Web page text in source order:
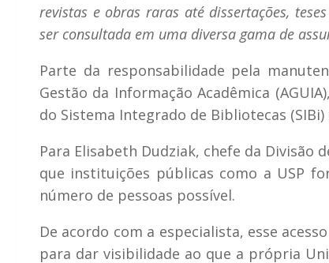
revistas e obras raras até dissertações,
ser consultada em uma diversa gama de
Parte da responsabilidade pela
Gestão da Informação Acadêmica
do Sistema Integrado de Bibliotecas
Para Elisabeth Dudziak, chefe da Divisão
que instituições públicas como a USP
número de pessoas possível.
De acordo com a especialista, esse
para dar visibilidade ao que a própria